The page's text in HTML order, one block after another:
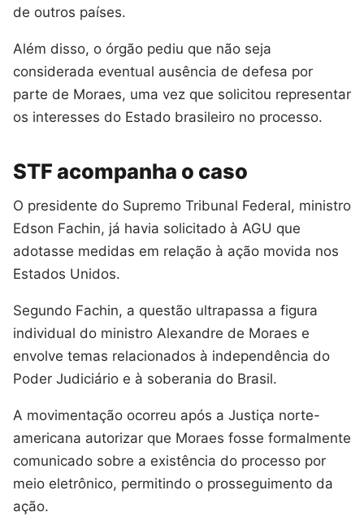
de outros países.
Além disso, o órgão pediu que não seja
considerada eventual ausência de defesa por
parte de Moraes, uma vez que solicitou representar
os interesses do Estado brasileiro no processo.
STF acompanha o caso
O presidente do Supremo Tribunal Federal, ministro
Edson Fachin, já havia solicitado à AGU que
adotasse medidas em relação à ação movida nos
Estados Unidos.
Segundo Fachin, a questão ultrapassa a figura
individual do ministro Alexandre de Moraes e
envolve temas relacionados à independência do
Poder Judiciário e à soberania do Brasil.
A movimentação ocorreu após a Justiça norte-
americana autorizar que Moraes fosse formalmente
comunicado sobre a existência do processo por
meio eletrônico, permitindo o prosseguimento da
ação.